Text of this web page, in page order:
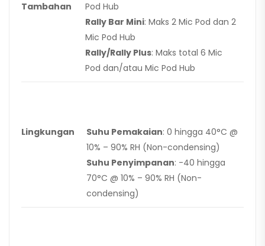
Tambahan
Pod Hub
Rally Bar Mini: Maks 2 Mic Pod dan 2
Mic Pod Hub
Rally/Rally Plus: Maks total 6 Mic
Pod dan/atau Mic Pod Hub
Lingkungan Suhu Pemakaian: 0 hingga 40°C @
10% – 90% RH (Non-condensing)
Suhu Penyimpanan: -40 hingga
70°C @ 10% – 90% RH (Non-
condensing)